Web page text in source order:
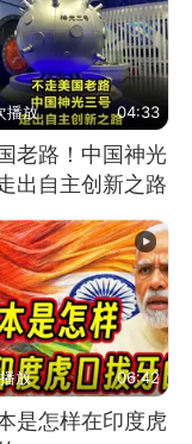
播放 04:33
老路！中国神光
出自主创新之路
放 06:42
是怎样在印度虎